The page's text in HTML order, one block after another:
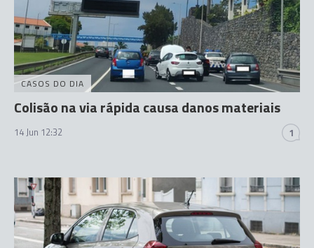
CASOS DO DIA
Colisão na via rápida causa danos materiais
14 Jun 12:32 1